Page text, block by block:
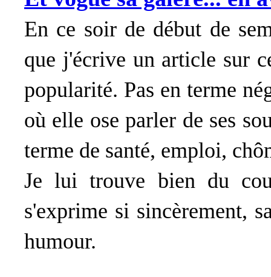
En ce soir de début de
que j'écrive un article sur
popularité. Pas en terme
où elle ose parler de ses
terme de santé, emploi,
Je lui trouve bien du
s'exprime si sincèrement,
humour.